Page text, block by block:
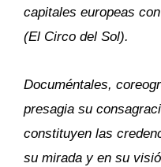
capitales europeas
(El Circo del Sol).
Documéntales,
presagia su
constituyen las
su mirada y en su